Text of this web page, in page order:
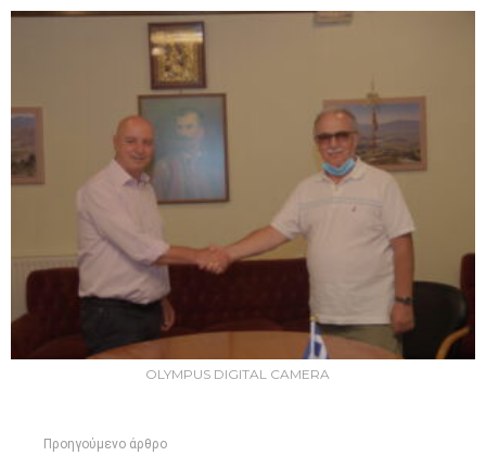
OLYMPUS DIGITAL CAMERA
Προηγούμενο άρθρο